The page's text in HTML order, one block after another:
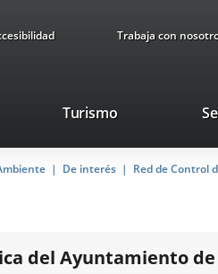
Trabaja con
TurismoEste
se
abrirá
nueva.
De interés
Red de Control
del Ayuntamiento